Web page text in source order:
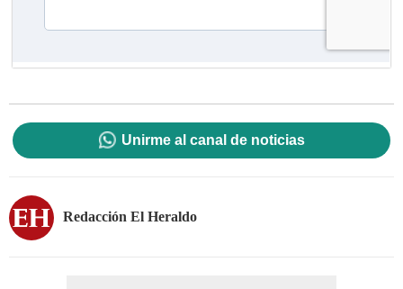
Unirme al canal de noticias
Redacción El Heraldo